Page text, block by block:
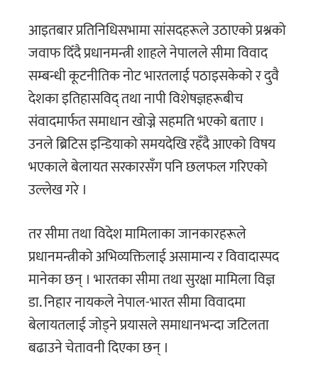
आइतबार प्रतिनिधिसभामा सांसदहरूले उठाएको प्रश्नको
जवाफ दिँदै प्रधानमन्त्री शाहले नेपालले सीमा विवाद
सम्बन्धी कूटनीतिक नोट भारतलाई पठाइसकेको र दुवै
देशका इतिहासविद् तथा नापी विशेषज्ञहरूबीच
संवादमार्फत समाधान खोज्ने सहमति भएको बताए ।
उनले ब्रिटिस इन्डियाको समयदेखि रहँदै आएको विषय
भएकाले बेलायत सरकारसँग पनि छलफल गरिएको
उल्लेख गरे ।
तर सीमा तथा विदेश मामिलाका जानकारहरूले
प्रधानमन्त्रीको अभिव्यक्तिलाई असामान्य र विवादास्पद
मानेका छन् । भारतका सीमा तथा सुरक्षा मामिला विज्ञ
डा. निहार नायकले नेपाल-भारत सीमा विवादमा
बेलायतलाई जोड्ने प्रयासले समाधानभन्दा जटिलता
बढाउने चेतावनी दिएका छन् ।